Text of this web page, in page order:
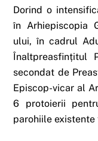
Dorind o
în Arhiepiscopia
ului, în cadrul
Înaltpreasfințitul
secondat de
Episcop-vicar al
6 protoierii
parohiile